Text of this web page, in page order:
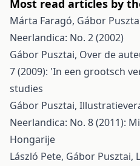
Most read articles by
Márta Faragó, Gábor
Neerlandica: No. 2 (2002)
Gábor Pusztai, Over de
7 (2009): 'In een grootsch
studies
Gábor Pusztai,
Neerlandica: No. 8 (2011):
Hongarije
László Pete, Gábor Pusztai,